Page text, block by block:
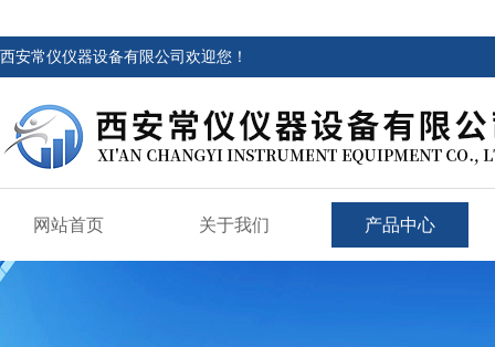
西安常仪仪器设备有限公司欢迎您！
网站首页 关于我们 产品中心